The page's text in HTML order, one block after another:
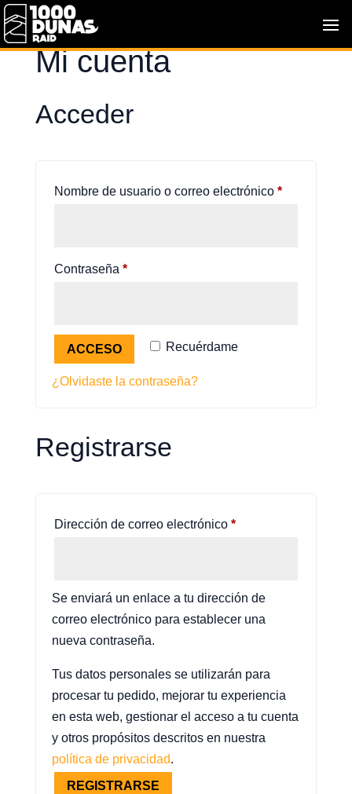
Mi cuenta
Acceder
Nombre de usuario o correo electrónico *Obligatorio
Contraseña *Obligatorio
Recuérdame
ACCESO
¿Olvidaste la contraseña?
Registrarse
Dirección de correo electrónico *Obligatorio
Se enviará un enlace a tu dirección de
correo electrónico para establecer una
nueva contraseña.
Tus datos personales se utilizarán para
procesar tu pedido, mejorar tu experiencia
en esta web, gestionar el acceso a tu cuenta
y otros propósitos descritos en nuestra
política de privacidad.
REGISTRARSE